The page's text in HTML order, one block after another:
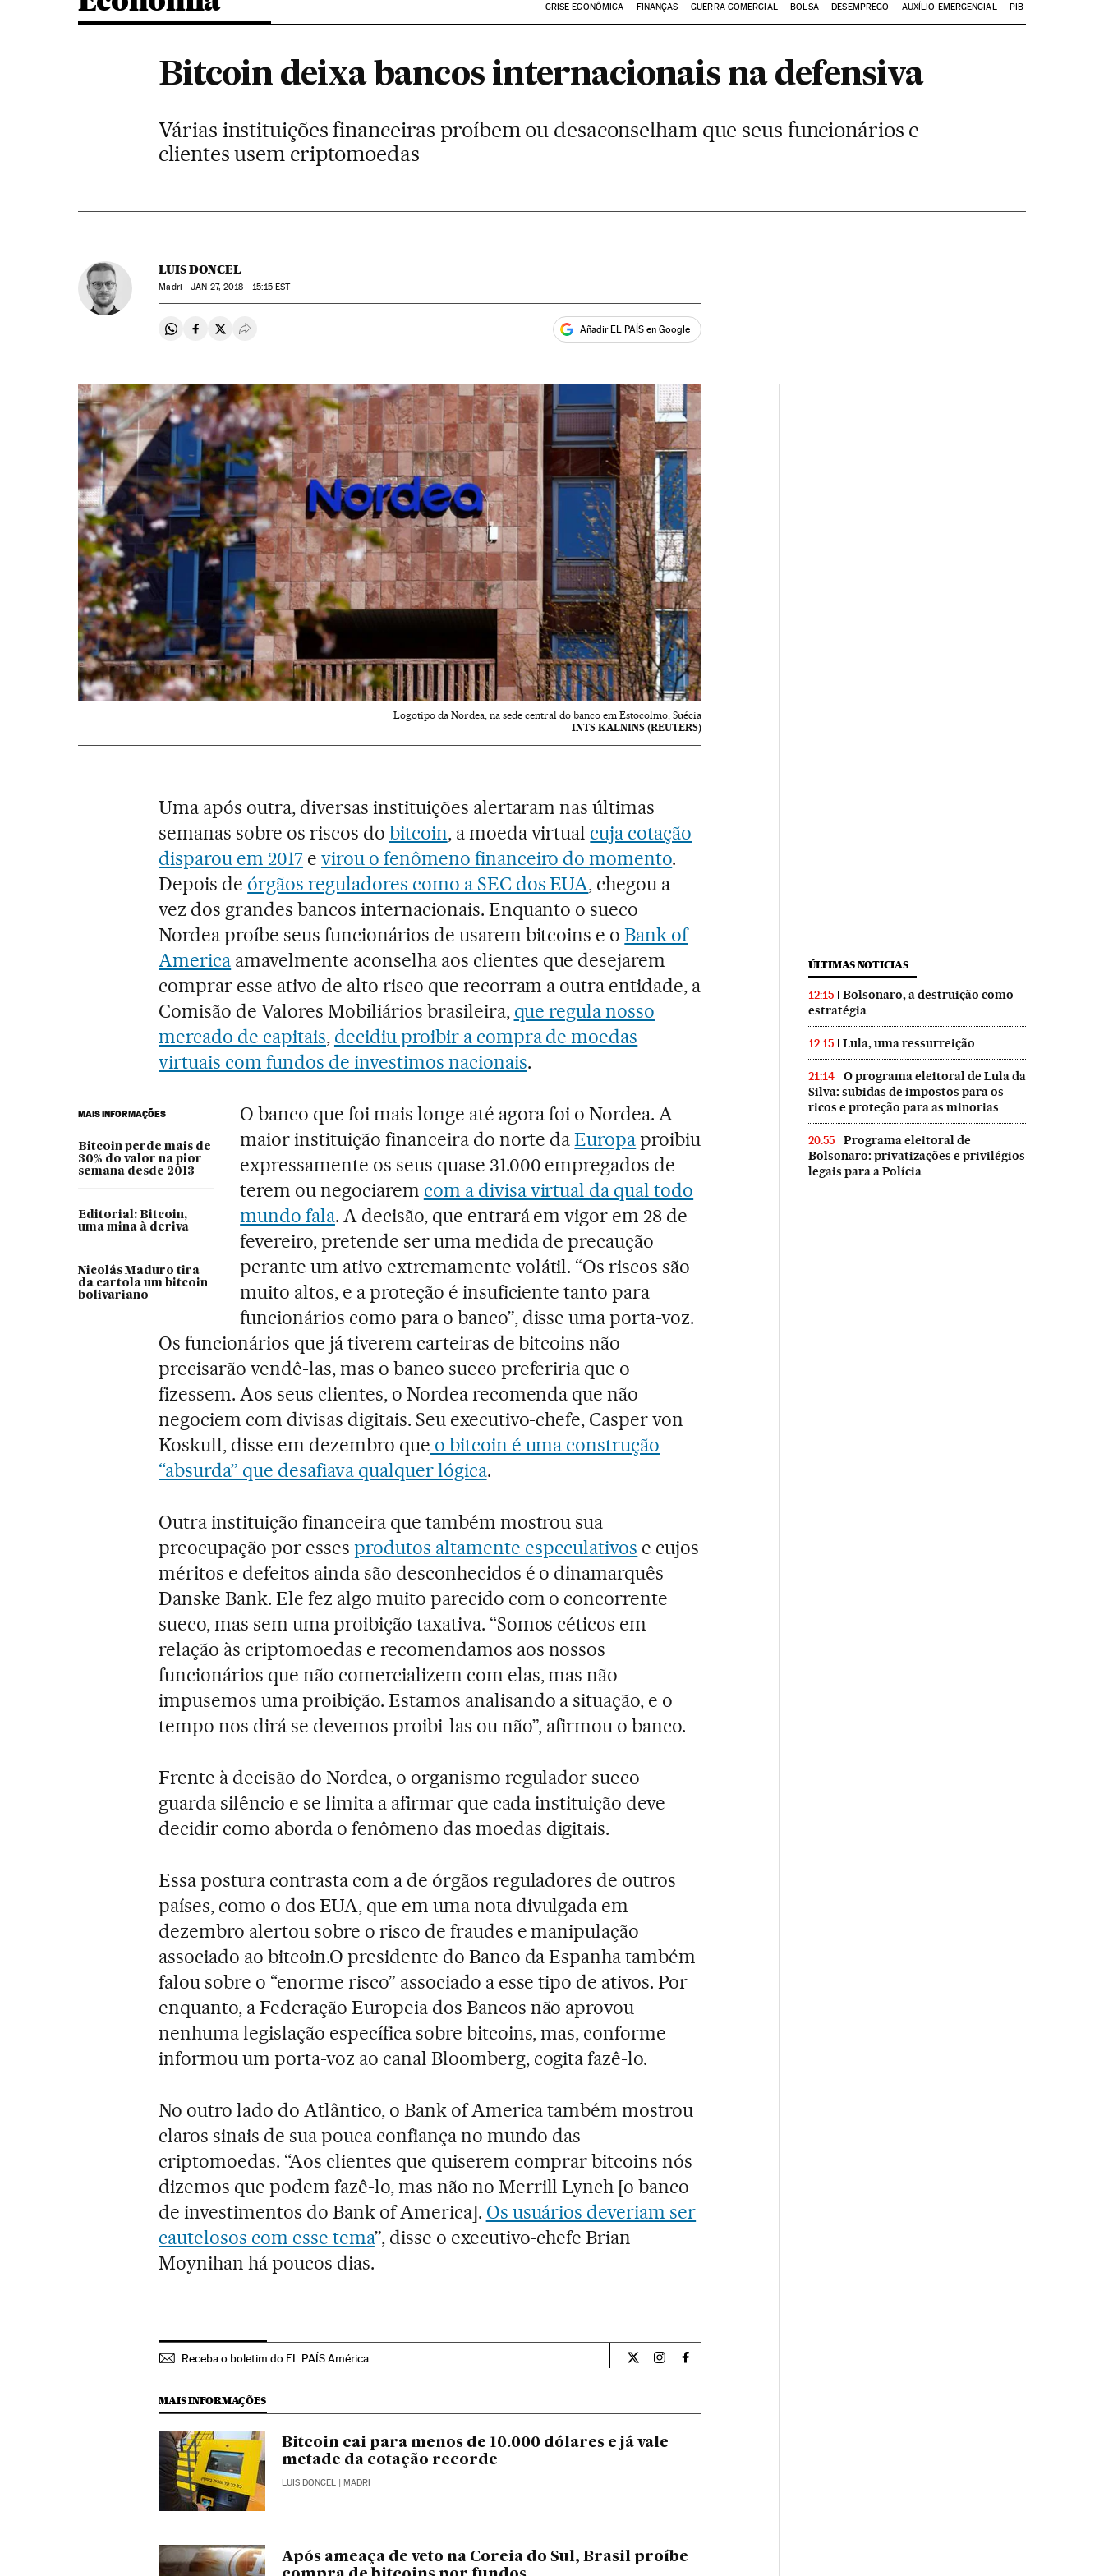
CRISE ECONÔMICA FINANÇAS GUERRA COMERCIAL BOLSA DESEMPREGO AUXÍLIO EMERGENCIAL PIB
Bitcoin deixa bancos internacionais na defensiva
Várias instituições financeiras proíbem ou desaconselham que seus funcionários e
clientes usem criptomoedas
LUIS DONCEL
Madri -JAN 27, 2018 - 15:15 EST
Compartir en Whatsapp
Compartir en Facebook
Compartir en Twitter
Desplegar Redes Sociales Añadir EL PAÍS en Google
Logotipo da Nordea, na sede central do banco em Estocolmo, Suécia
INTS KALNINS (REUTERS)
Uma após outra, diversas instituições alertaram nas últimas
semanas sobre os riscos do bitcoin, a moeda virtual cuja cotação
disparou em 2017 e virou o fenômeno financeiro do momento.
Depois de órgãos reguladores como a SEC dos EUA, chegou a
vez dos grandes bancos internacionais. Enquanto o sueco
Nordea proíbe seus funcionários de usarem bitcoins e oBank of
America amavelmente aconselha aos clientes que desejarem
comprar esse ativo de alto risco que recorram a outra entidade, a
Comisão de Valores Mobiliários brasileira, que regula nosso
mercado de capitais, decidiu proibir a compra de moedas
virtuais com fundos de investimos nacionais.
MAIS INFORMAÇÕES
Bitcoin perde mais de
30% do valor na pior
semana desde 2013
Editorial: Bitcoin,
uma mina à deriva
Nicolás Maduro tira
da cartola um bitcoin
bolivariano
O banco que foi mais longe até agora foi o Nordea. A
maior instituição financeira do norte daEuropaproibiu
expressamente os seus quase 31.000 empregados de
terem ou negociarem com a divisa virtual da qual todo
mundo fala. A decisão, que entrará em vigor em 28 de
fevereiro, pretende ser uma medida de precaução
perante um ativo extremamente volátil. “Os riscos são
muito altos, e a proteção é insuficiente tanto para
funcionários como para o banco”, disse uma porta-voz.
Os funcionários que já tiverem carteiras de bitcoins não
precisarão vendê-las, mas o banco sueco preferiria que o
fizessem. Aos seus clientes, o Nordea recomenda que não
negociem com divisas digitais. Seu executivo-chefe, Casper von
Koskull, disse em dezembro que o bitcoin é uma construção
“absurda” que desafiava qualquer lógica.
Outra instituição financeira que também mostrou sua
preocupação por esses produtos altamente especulativos e cujos
méritos e defeitos ainda são desconhecidos é o dinamarquês
Danske Bank. Ele fez algo muito parecido com o concorrente
sueco, mas sem uma proibição taxativa. “Somos céticos em
relação às criptomoedas e recomendamos aos nossos
funcionários que não comercializem com elas, mas não
impusemos uma proibição. Estamos analisando a situação, e o
tempo nos dirá se devemos proibi-las ou não”, afirmou o banco.
Frente à decisão do Nordea, o organismo regulador sueco
guarda silêncio e se limita a afirmar que cada instituição deve
decidir como aborda o fenômeno das moedas digitais.
Essa postura contrasta com a de órgãos reguladores de outros
países, como o dos EUA, que em uma nota divulgada em
dezembro alertou sobre o risco de fraudes e manipulação
associado ao bitcoin.O presidente do Banco da Espanha também
falou sobre o “enorme risco” associado a esse tipo de ativos. Por
enquanto, a Federação Europeia dos Bancos não aprovou
nenhuma legislação específica sobre bitcoins, mas, conforme
informou um porta-voz ao canal Bloomberg, cogita fazê-lo.
No outro lado do Atlântico, o Bank of America também mostrou
claros sinais de sua pouca confiança no mundo das
criptomoedas. “Aos clientes que quiserem comprar bitcoins nós
dizemos que podem fazê-lo, mas não no Merrill Lynch [o banco
de investimentos do Bank of America]. Os usuários deveriam ser
cautelosos com esse tema”, disse o executivo-chefe Brian
Moynihan há poucos dias.
Receba o boletim do EL PAÍS América. Economia El País Brasil en Twitter
Economia El País Brasil en Instagram
Economia El País Brasil en Facebook
MAIS INFORMAÇÕES
Bitcoin cai para menos de 10.000 dólares e já vale
metade da cotação recorde
LUIS DONCEL | MADRI
Após ameaça de veto na Coreia do Sul, Brasil proíbe
ÚLTIMAS NOTICIAS
12:15
Bolsonaro, a destruição como
estratégia
12:15 Lula, uma ressurreição
21:14
O programa eleitoral de Lula da
Silva: subidas de impostos para os
ricos e proteção para as minorias
20:55
Programa eleitoral de
Bolsonaro: privatizações e privilégios
legais para a Polícia